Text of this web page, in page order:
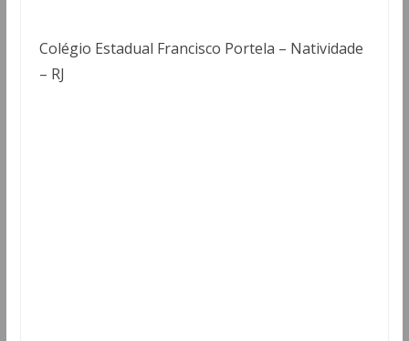
Colégio Estadual Francisco Portela – Natividade
– RJ